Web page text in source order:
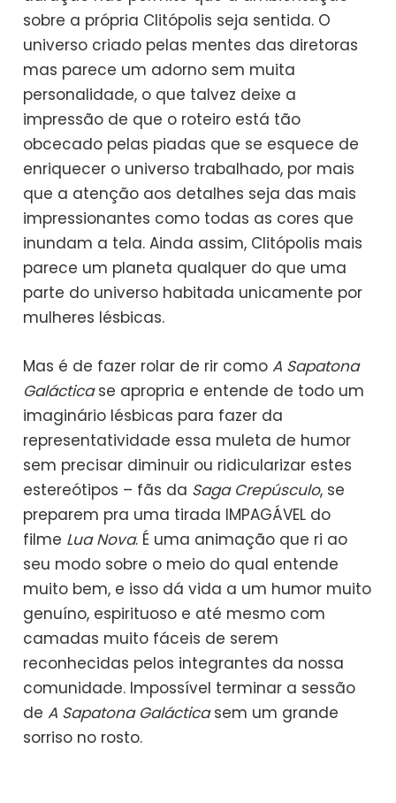
sobre a própria Clitópolis seja sentida. O
universo criado pelas mentes das diretoras
mas parece um adorno sem muita
personalidade, o que talvez deixe a
impressão de que o roteiro está tão
obcecado pelas piadas que se esquece de
enriquecer o universo trabalhado, por mais
que a atenção aos detalhes seja das mais
impressionantes como todas as cores que
inundam a tela. Ainda assim, Clitópolis mais
parece um planeta qualquer do que uma
parte do universo habitada unicamente por
mulheres lésbicas.
Mas é de fazer rolar de rir comoA Sapatona
Galácticase apropria e entende de todo um
imaginário lésbicas para fazer da
representatividade essa muleta de humor
sem precisar diminuir ou ridicularizar estes
estereótipos – fãs da Saga Crepúsculo, se
preparem pra uma tirada IMPAGÁVEL do
filme Lua Nova. É uma animação que ri ao
seu modo sobre o meio do qual entende
muito bem, e isso dá vida a um humor muito
genuíno, espirituoso e até mesmo com
camadas muito fáceis de serem
reconhecidas pelos integrantes da nossa
comunidade. Impossível terminar a sessão
deA Sapatona Galácticasem um grande
sorriso no rosto.